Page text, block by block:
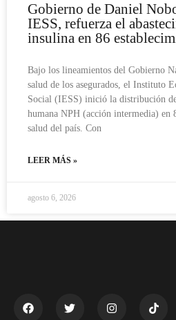
Gobierno de Daniel
IESS, refuerza el
insulina en 86
Bajo los lineamientos del Gobierno
salud de los asegurados, el Instituto
Social (IESS) inició la distribución
humana NPH (acción intermedia) en
salud del país. Con
LEER MÁS »
agosto 6, 2026